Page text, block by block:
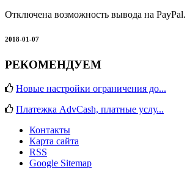
Отключена возможность вывода на
2018-01-07
РЕКОМЕНДУЕМ
Новые настройки ограничения до...
Платежка AdvCash, платные услу...
Контакты
Карта сайта
RSS
Google Sitemap